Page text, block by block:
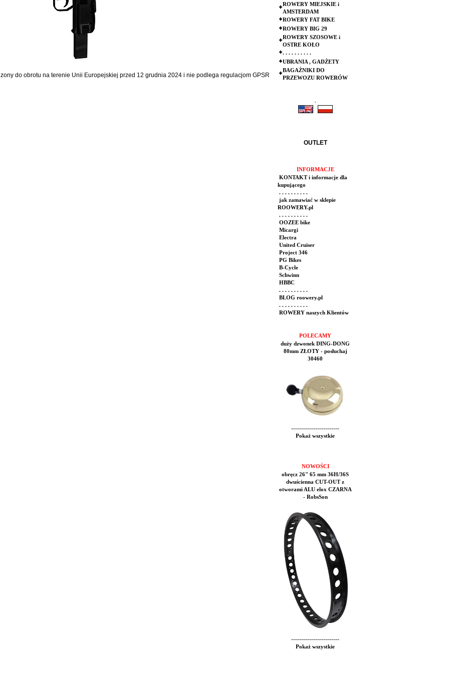
do obrotu na terenie Unii Europejskiej przed 12 grudnia 2024 i nie podlega regulacjom GPSR
ROWERY MIEJSKIE i
AMSTERDAM
ROWERY FAT BIKE
ROWERY BIG 29
ROWERY SZOSOWE i
OSTRE KOŁO
. . . . . . . . . .
UBRANIA , GADŻETY
BAGAŻNIKI DO
PRZEWOZU ROWERÓW
.
OUTLET
INFORMACJE
KONTAKT i informacje dla
kupującego
. . . . . . . . . .
jak zamawiać w sklepie
ROOWERY.pl
. . . . . . . . . .
OOZEE bike
Micargi
Electra
United Cruiser
Project 346
PG Bikes
B-Cycle
Schwinn
HBBC
. . . . . . . . . .
BLOG roowery.pl
. . . . . . . . . .
ROWERY naszych Klientów
POLECAMY
duży dzwonek DING-DONG
80mm ZŁOTY - posłuchaj
30460
------------------------
Pokaż wszystkie
NOWOŚCI
obręcz 26" 65 mm 36H/36S
dwuścienna CUT-OUT z
otworami ALU elox CZARNA
- RobsSon
------------------------
Pokaż wszystkie